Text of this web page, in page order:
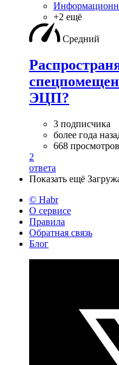
+2 ещё
Средний
ЭЦП?
3 подписчика
более года
668 просмотров
2
ответа
Показать ещё
© Habr
О сервисе
Правила
Обратная связь
Блог